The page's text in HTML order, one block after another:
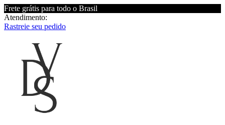
Frete grátis para todo o Brasil
Atendimento:
Rastreie seu pedido